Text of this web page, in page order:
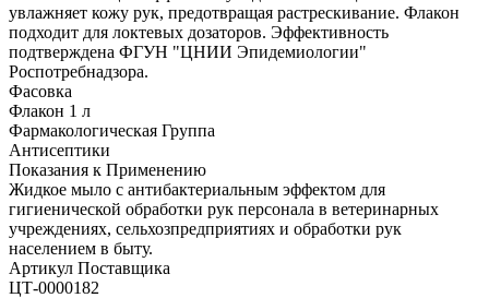
увлажняет кожу рук, предотвращая растрескивание. Флакон
подходит для локтевых дозаторов. Эффективность
подтверждена ФГУН "ЦНИИ Эпидемиологии"
Роспотребнадзора.
Фасовка
Флакон 1 л
Фармакологическая Группа
Антисептики
Показания к Применению
Жидкое мыло с антибактериальным эффектом для
гигиенической обработки рук персонала в ветеринарных
учреждениях, сельхозпредприятиях и обработки рук
населением в быту.
Артикул Поставщика
ЦТ-0000182